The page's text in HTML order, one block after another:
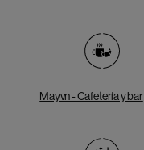
Mayvn - Cafetería y bar